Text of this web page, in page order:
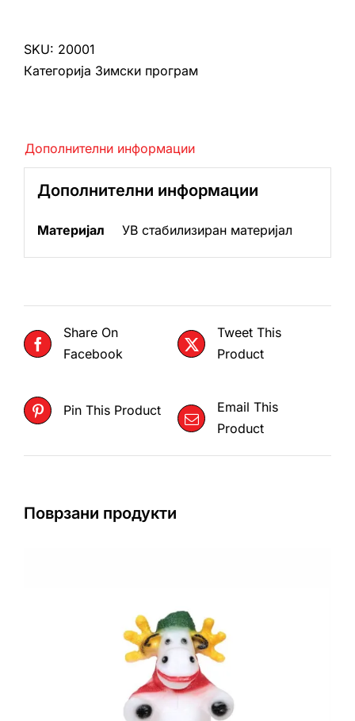
наслон
количина
SKU: 20001
Категорија Зимски програм
Дополнителни информации
Дополнителни информации
Материјал УВ стабилизиран материјал
Share On
Facebook
Tweet This
Product
Pin This Product
Email This
Product
Поврзани продукти